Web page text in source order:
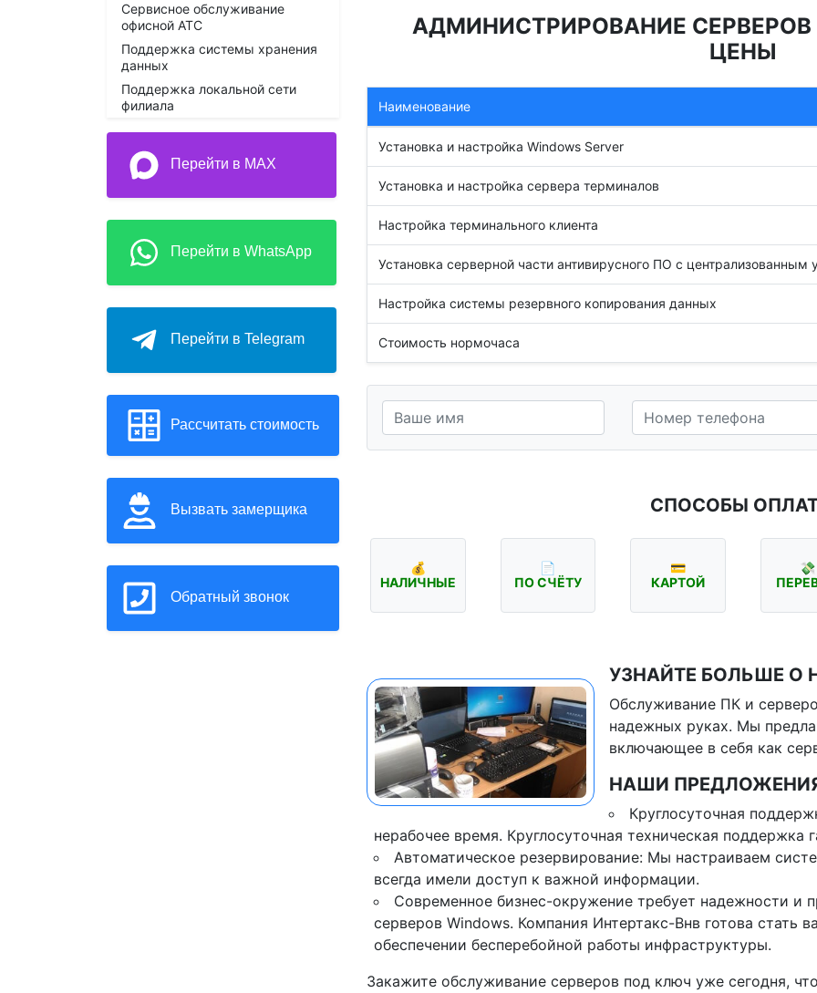
Сервисное обслуживание
офисной АТС
Поддержка системы хранения
данных
Поддержка локальной сети
филиала
Перейти в MAX
Перейти в WhatsApp
Перейти в Telegram
Рассчитать стоимость
Вызвать замерщика
Обратный звонок
АДМИНИСТРИРОВАНИЕ СЕРВЕРОВ
ЦЕНЫ
Наименование
Установка и настройка Windows Server
Установка и настройка сервера терминалов
Настройка терминального клиента
Установка серверной части антивирусного ПО с централизованным
Настройка системы резервного копирования данных
Стоимость нормочаса
СПОСОБЫ
💰
НАЛИЧНЫЕ
📄
ПО СЧЁТУ
💳
КАРТОЙ
💸
УЗНАЙТЕ БОЛЬШЕ О
Обслуживание ПК и
надежных руках. Мы
включающее в себя как
НАШИ
Круглосуточная
нерабочее время. Круглосуточная техническая поддержка
Автоматическое резервирование: Мы настраиваем
всегда имели доступ к важной информации.
Современное бизнес-окружение требует надежности и
серверов Windows. Компания Интертакс-Внв готова стать
обеспечении бесперебойной работы инфраструктуры.
Закажите обслуживание серверов под ключ уже сегодня,